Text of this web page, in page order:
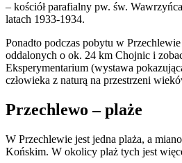
– kościół parafialny pw. św.
latach 1933-1934.
Ponadto podczas pobytu w
oddalonych o ok. 24 km Chojnic i
Eksperymentarium (wystawa
człowieka z naturą na przestrzeni
Przechlewo – plaże
W Przechlewie jest jedna plaża, a
Końskim. W okolicy plaż tych jest